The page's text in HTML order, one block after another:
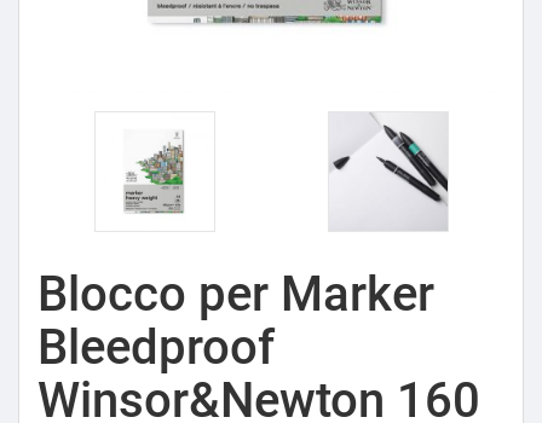
Blocco per Marker
Bleedproof
Winsor&Newton 160